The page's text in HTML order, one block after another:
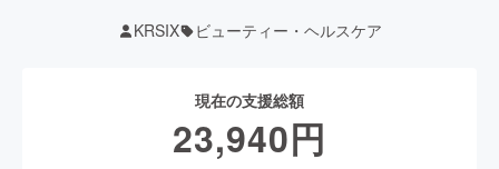
KRSIX ビューティー・ヘルスケア
現在の支援総額
23,940円